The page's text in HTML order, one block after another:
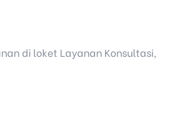
di loket Layanan Konsultasi,